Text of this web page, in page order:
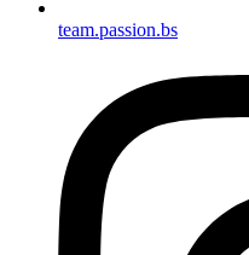
team.passion.bs